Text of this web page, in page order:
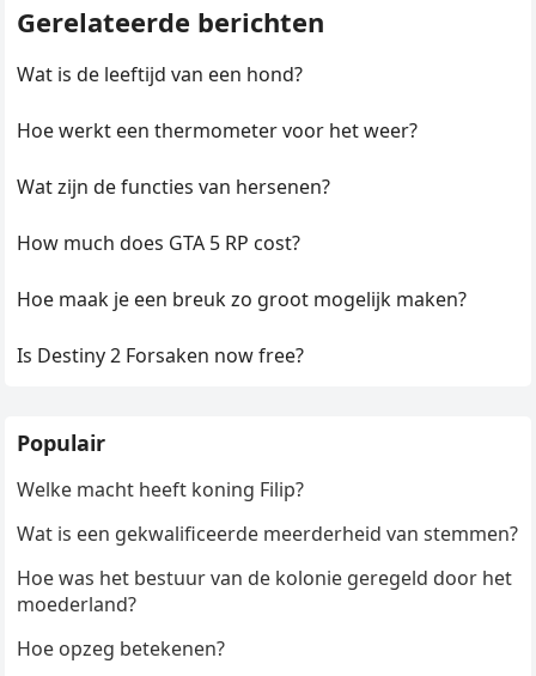
Gerelateerde berichten
Wat is de leeftijd van een hond?
Hoe werkt een thermometer voor het weer?
Wat zijn de functies van hersenen?
How much does GTA 5 RP cost?
Hoe maak je een breuk zo groot mogelijk maken?
Is Destiny 2 Forsaken now free?
Populair
Welke macht heeft koning Filip?
Wat is een gekwalificeerde meerderheid van stemmen?
Hoe was het bestuur van de kolonie geregeld door het
moederland?
Hoe opzeg betekenen?